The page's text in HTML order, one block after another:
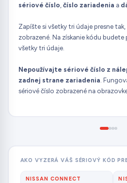
sériové číslo číslo zariadenia a
Zapíšte si všetky tri údaje presne tak,
zobrazené. Na získanie kódu
všetky tri údaje.
Nepoužívajte sériové číslo z
zadnej strane zariadenia .
sériové číslo zobrazené na
AKO VYZERÁ VÁŠ SÉRIOVÝ KÓD
NISSAN CONNECT